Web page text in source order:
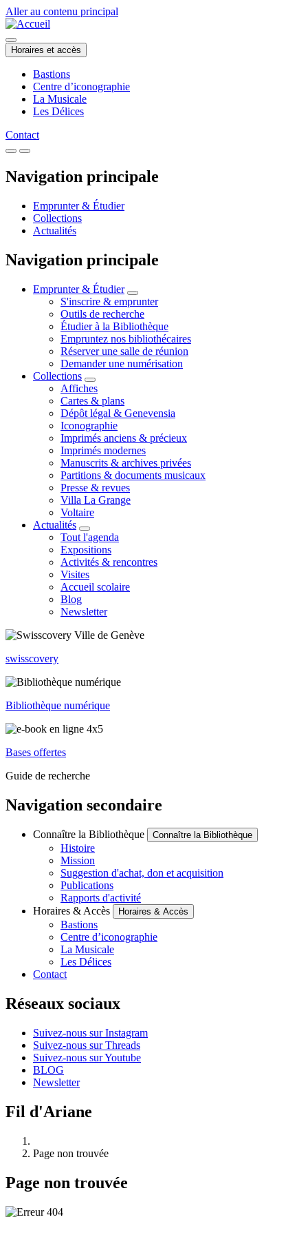
Aller au contenu principal
Horaires et accès
Bastions
Centre d’iconographie
La Musicale
Les Délices
Contact
Navigation principale
Emprunter & Étudier
Collections
Actualités
Navigation principale
Emprunter & Étudier
S'inscrire & emprunter
Outils de recherche
Étudier à la Bibliothèque
Empruntez nos bibliothécaires
Réserver une salle de réunion
Demander une numérisation
Collections
Affiches
Cartes & plans
Dépôt légal & Genevensia
Iconographie
Imprimés anciens & précieux
Imprimés modernes
Manuscrits & archives privées
Partitions & documents musicaux
Presse & revues
Villa La Grange
Voltaire
Actualités
Tout l'agenda
Expositions
Activités & rencontres
Visites
Accueil scolaire
Blog
Newsletter
swisscovery
Bibliothèque numérique
Bases offertes
Guide de recherche
Navigation secondaire
Connaître la Bibliothèque Connaître la Bibliothèque
Histoire
Mission
Suggestion d'achat, don et acquisition
Publications
Rapports d'activité
Horaires & Accès
Horaires & Accès
Bastions
Centre d’iconographie
La Musicale
Les Délices
Contact
Réseaux sociaux
Suivez-nous sur Instagram
Suivez-nous sur Threads
Suivez-nous sur Youtube
BLOG
Newsletter
Fil d'Ariane
Page non trouvée
Page non trouvée